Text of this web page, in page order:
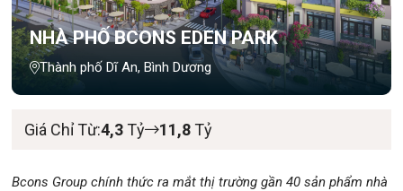
NHÀ PHỐ BCONS EDEN PARK
Thành phố Dĩ An, Bình Dương
Giá Chỉ Từ:4,3 Tỷ 11,8 Tỷ
Bcons Group chính thức ra mắt thị trường gần 40 sản phẩm nhà